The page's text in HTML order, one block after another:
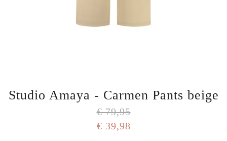
Studio Amaya - Carmen Pants beige
€ 79,95
€ 39,98